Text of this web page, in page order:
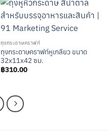
ถุงกระดาษคราฟท์
ถุงกระดาษคราฟท์หูเกลียว ขนาด
32x11x42 ซม.
฿310.00